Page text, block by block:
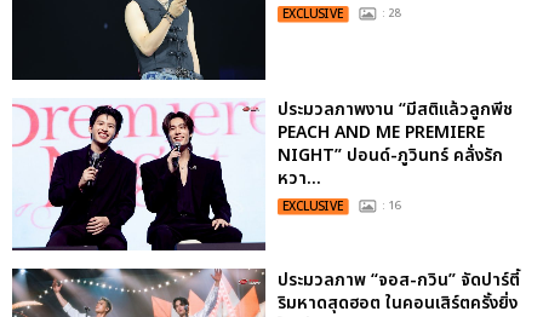
EXCLUSIVE : 28
ประมวลภาพงาน “มีสติแล้วลูกพีช
PEACH AND ME PREMIERE
NIGHT” ปอนด์-ภูวินทร์ คลั่งรัก
หวา...
EXCLUSIVE : 16
ประมวลภาพ “จอส-กวิน” จัดปาร์ตี้
ริมหาดสุดฮอต ในคอนเสิร์ตครั้งยิ่ง